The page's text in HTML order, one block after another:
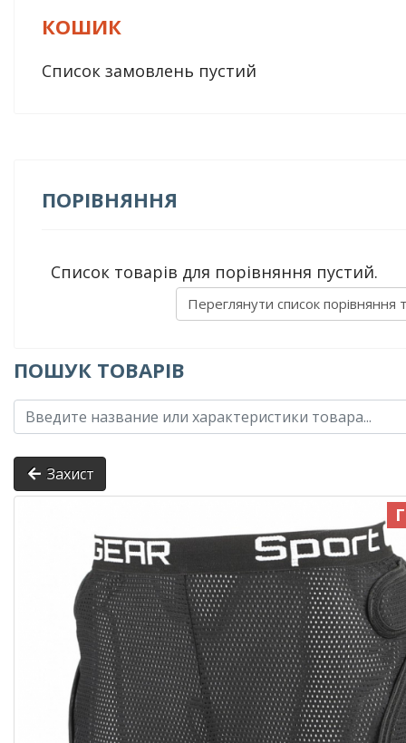
КОШИК
Список замовлень пустий
ПОРІВНЯННЯ
Список товарів для порівняння пустий.
Переглянути список порівняння
ПОШУК ТОВАРІВ
Захист